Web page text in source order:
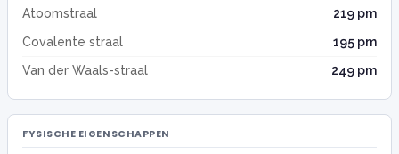
Atoomstraal
219 pm
Covalente straal
195 pm
Van der Waals-straal
249 pm
FYSISCHE EIGENSCHAPPEN